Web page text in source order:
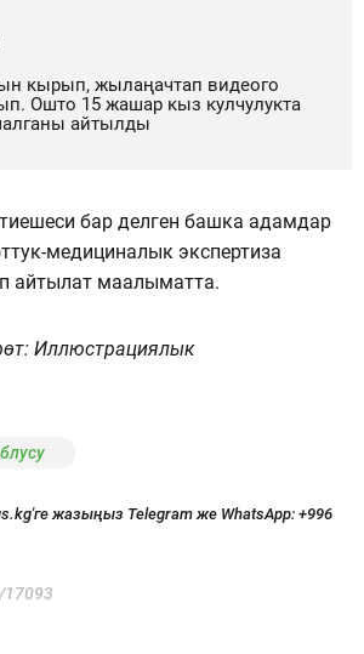
кырып, жылаңачтап видеого
Ошто 15 жашар кыз кулчулукта
айтылды
бар делген башка адамдар
медициналык экспертиза
айтылат маалыматта.
Иллюстрациялык
жазыңыз Telegram же WhatsApp: +996